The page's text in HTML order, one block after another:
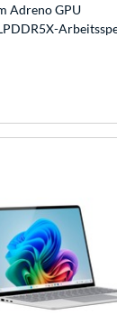
Adreno GPU